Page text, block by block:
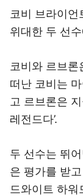
코비 브라이
위대한 두 선
코비와 르브
떠난 코비는
고 르브론은
레전드다’.
두 선수는 뛰
은 평가를 받
드와이트 하